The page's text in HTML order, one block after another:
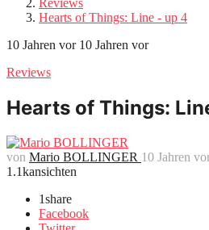
Hearts of Things: Line - up 4
10 Jahren vor 10 Jahren vor
Reviews
Hearts of Things:
von Mario BOLLINGER 10 Jahren
1.1kansichten
1share
Facebook